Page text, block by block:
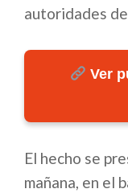
autoridades
Ver
El hecho se
mañana, en el